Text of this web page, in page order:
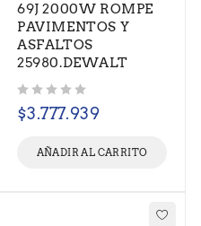
69J 2000W ROMPE
PAVIMENTOS Y
ASFALTOS
25980.DEWALT
$3.777.939
AÑADIR AL CARRITO